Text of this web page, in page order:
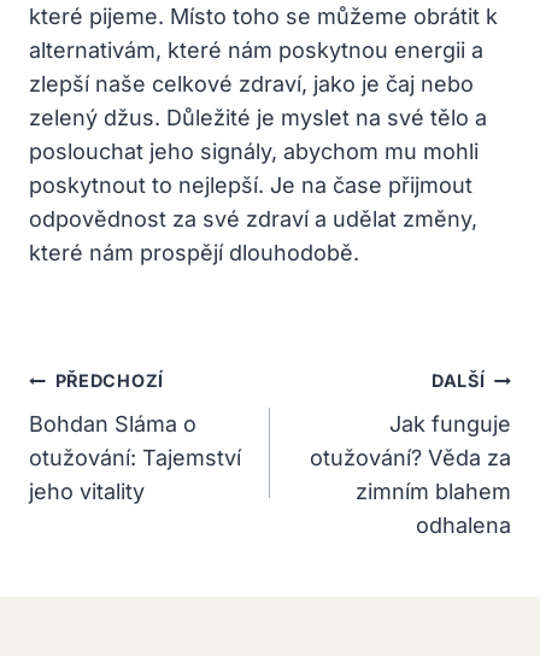
které pijeme. Místo toho se můžeme obrátit k
alternativám, které nám poskytnou energii a
zlepší naše celkové zdraví, jako je čaj nebo
zelený džus. Důležité je myslet na své tělo a
poslouchat jeho signály, abychom mu mohli
poskytnout to nejlepší. Je na čase přijmout
odpovědnost za své zdraví a udělat změny,
které nám prospějí dlouhodobě.
Navigace
Pro
Příspěvek
PŘEDCHOZÍ
Bohdan Sláma o
otužování: Tajemství
jeho vitality
DALŠÍ
Jak funguje
otužování? Věda za
zimním blahem
odhalena